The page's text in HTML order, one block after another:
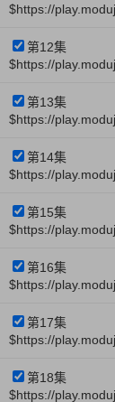
$https://
第12集
$https://
第13集
$https://
第14集
$https://
第15集
$https://
第16集
$https://
第17集
$https://
第18集
$https://